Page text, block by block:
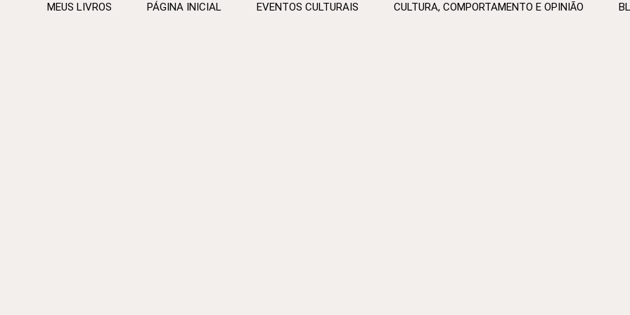
MEUS LIVROS PÁGINA INICIAL EVENTOS CULTURAIS CULTURA, COMPORTAMENTO E OPINIÃO